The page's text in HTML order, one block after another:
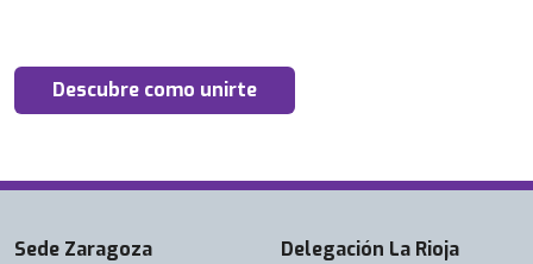
Descubre como unirte
Sede Zaragoza
Delegación La Rioja